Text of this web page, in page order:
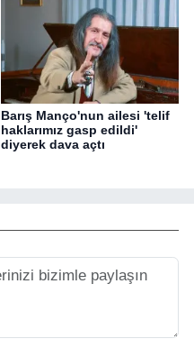
Barış Manço'nun ailesi 'telif
haklarımız gasp edildi'
diyerek dava açtı